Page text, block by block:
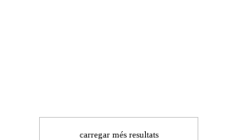
carregar més resultats